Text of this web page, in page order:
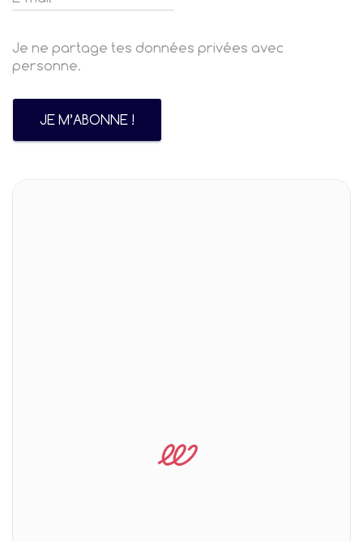
Je ne partage tes données privées avec
personne.